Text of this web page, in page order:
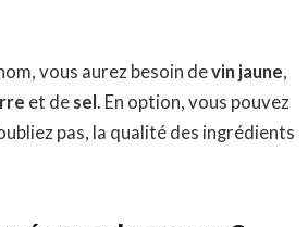
vous aurez besoin devin jaune,
et de sel. En option, vous pouvez
pas, la qualité des ingrédients